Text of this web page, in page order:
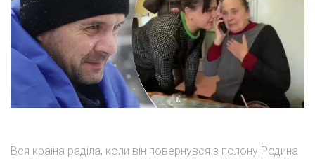
Вся країна раділа, коли він повернувся з полону Родина